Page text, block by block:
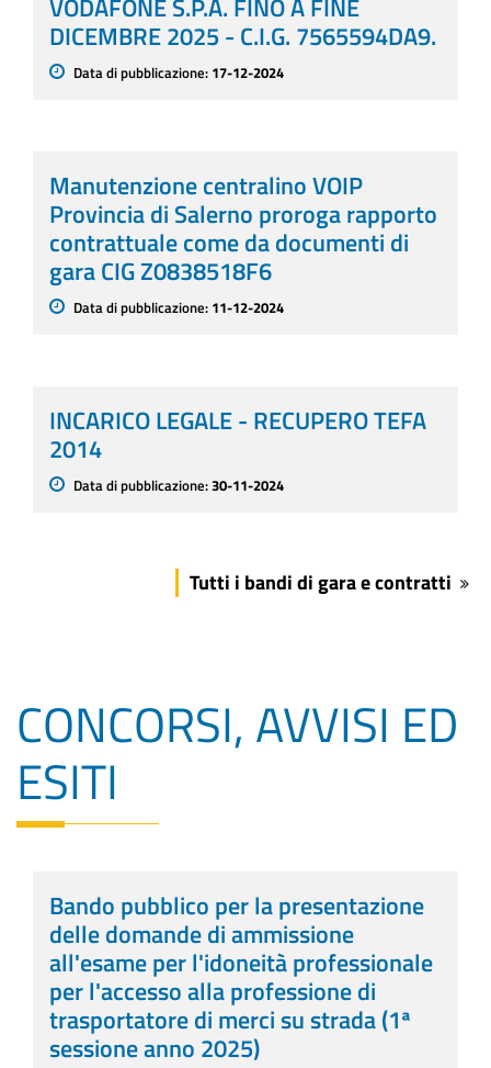
VODAFONE S.P.A. FINO A FINE
DICEMBRE 2025 - C.I.G. 7565594DA9.
Data di pubblicazione: 17-12-2024
Manutenzione centralino VOIP
Provincia di Salerno proroga rapporto
contrattuale come da documenti di
gara CIG Z0838518F6
Data di pubblicazione: 11-12-2024
INCARICO LEGALE - RECUPERO TEFA
2014
Data di pubblicazione:30-11-2024
Tutti i bandi di gara e contratti
CONCORSI, AVVISI ED
ESITI
Bando pubblico per la presentazione
delle domande di ammissione
all'esame per l'idoneità professionale
per l'accesso alla professione di
trasportatore di merci su strada (1ª
sessione anno 2025)